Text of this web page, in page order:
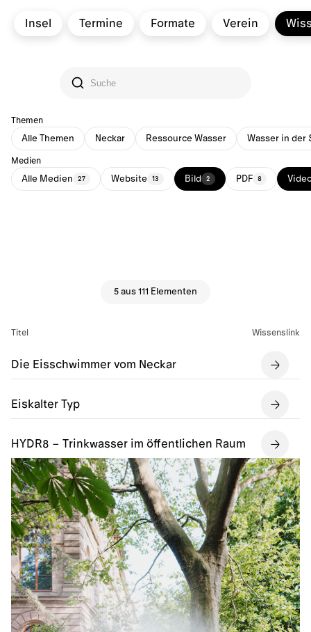
Insel Termine Formate Verein
Themen
Alle Themen Neckar Ressource Wasser Wasser in der
Medien
Alle Medien 27 Website 13 Bild 2 PDF 8
5 aus 111 Elementen
Titel Wissenslink
Die Eisschwimmer vom Neckar
Eiskalter Typ
HYDR8 – Trinkwasser im öffentlichen Raum